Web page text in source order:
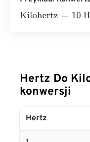
Kilohertz=10 Hertz
Hertz Do
konwersji
Hertz